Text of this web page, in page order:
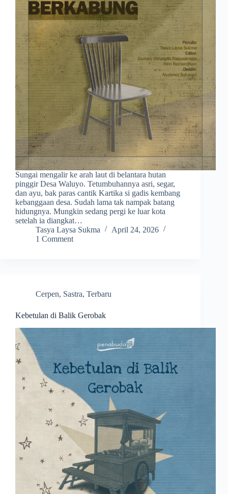
Sungai mengalir ke arah laut di belantara hutan
pinggir Desa Waluyo. Tetumbuhannya asri, segar,
dan ayu, bak paras cantik Kartika si gadis kembang
kebanggaan desa. Sudah lama tak nampak batang
hidungnya. Mungkin sedang pergi ke luar kota
setelah ia diangkat…
Tasya Laysa Sukma
April 24, 2026
1 Comment
Cerpen, Sastra, Terbaru
Kebetulan di Balik Gerobak